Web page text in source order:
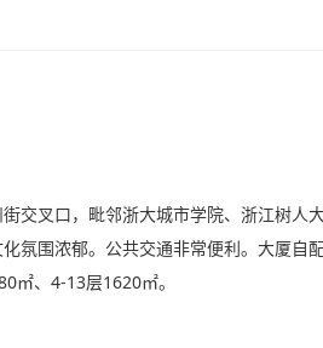
交叉口，毗邻浙大城市学院、浙江树人
氛围浓郁。公共交通非常便利。大厦自
㎡、4-13层1620㎡。